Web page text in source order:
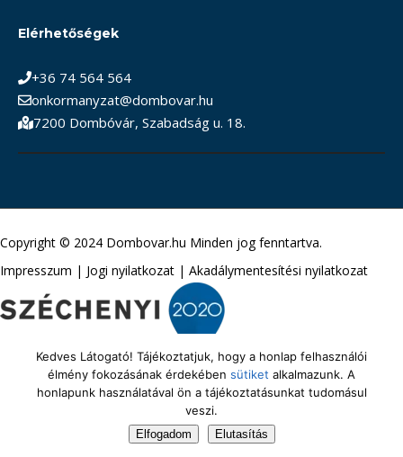
Elérhetőségek
+36 74 564 564
onkormanyzat@dombovar.hu
7200 Dombóvár, Szabadság u. 18.
Copyright © 2024 Dombovar.hu Minden jog fenntartva.
Impresszum | Jogi nyilatkozat | Akadálymentesítési nyilatkozat
Kedves Látogató! Tájékoztatjuk, hogy a honlap felhasználói
élmény fokozásának érdekében sütiket alkalmazunk. A
honlapunk használatával ön a tájékoztatásunkat tudomásul
veszi.
Elfogadom Elutasítás